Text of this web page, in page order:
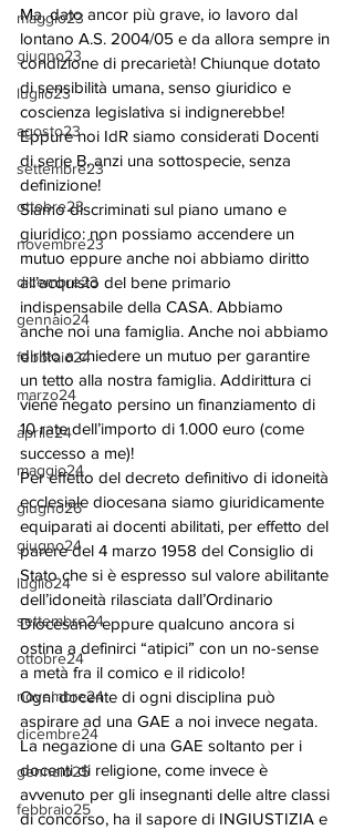
maggio23
giugno23
luglio23
agosto23
settembre23
ottobre23
novembre23
dicembre23
gennaio24
febbraio24
marzo24
aprile24
maggio24
giugno26
giugno24
luglio24
settembre24
ottobre24
novembre24
dicembre24
gennaio25
febbraio25
Ma, dato ancor più grave, io lavoro dal
lontano A.S. 2004/05 e da allora sempre in
condizione di precarietà! Chiunque dotato
di sensibilità umana, senso giuridico e
coscienza legislativa si indignerebbe!
Eppure noi IdR siamo considerati Docenti
di serie B, anzi una sottospecie, senza
definizione!
Siamo discriminati sul piano umano e
giuridico: non possiamo accendere un
mutuo eppure anche noi abbiamo diritto
all’acquisto del bene primario
indispensabile della CASA. Abbiamo
anche noi una famiglia. Anche noi abbiamo
diritto a chiedere un mutuo per garantire
un tetto alla nostra famiglia. Addirittura ci
viene negato persino un finanziamento di
10 rate dell’importo di 1.000 euro (come
successo a me)!
Per effetto del decreto definitivo di idoneità
ecclesiale diocesana siamo giuridicamente
equiparati ai docenti abilitati, per effetto del
parere del 4 marzo 1958 del Consiglio di
Stato che si è espresso sul valore abilitante
dell’idoneità rilasciata dall’Ordinario
Diocesano eppure qualcuno ancora si
ostina a definirci “atipici” con un no-sense
a metà fra il comico e il ridicolo!
Ogni docente di ogni disciplina può
aspirare ad una GAE a noi invece negata.
La negazione di una GAE soltanto per i
docenti di religione, come invece è
avvenuto per gli insegnanti delle altre classi
di concorso, ha il sapore di INGIUSTIZIA e